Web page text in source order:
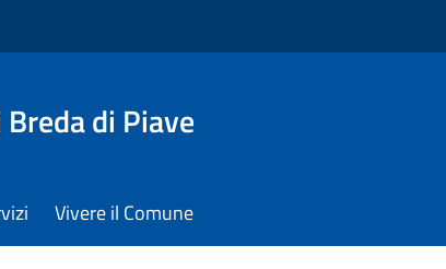
di Piave
Vivere il Comune